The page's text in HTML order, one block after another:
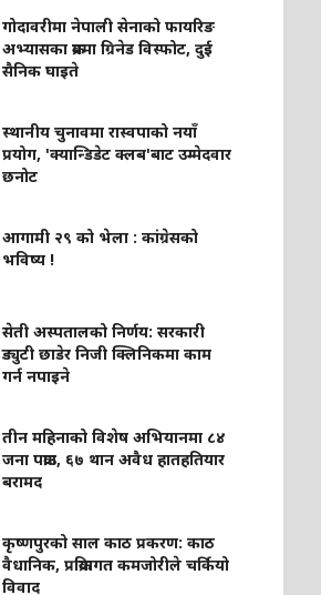
गोदावरीमा नेपाली सेनाको फायरिङ
अभ्यासका क्रममा ग्रिनेड विस्फोट, दुई
सैनिक घाइते
स्थानीय चुनावमा रास्वपाको नयाँ
प्रयोग, 'क्यान्डिडेट क्लब'बाट उम्मेदवार
छनोट
आगामी २९ को भेला : कांग्रेसको
भविष्य !
सेती अस्पतालको निर्णय: सरकारी
ड्युटी छाडेर निजी क्लिनिकमा काम
गर्न नपाइने
तीन महिनाको विशेष अभियानमा ८४
जना पक्राउ, ६७ थान अवैध हातहतियार
बरामद
कृष्णपुरको साल काठ प्रकरण: काठ
वैधानिक, प्रक्रियागत कमजोरीले चर्कियो
विवाद